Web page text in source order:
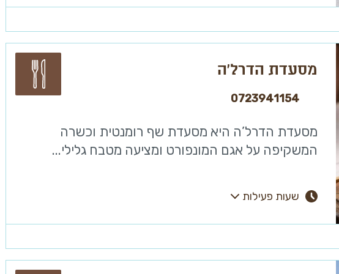
מסעדת הדרל’ה
0723941154
מסעדת הדרל’ה היא מסעדת שף רומנטית וכשרה
המשקיפה על אגם המונפורט ומציעה מטבח גלילי...
שעות פעילות